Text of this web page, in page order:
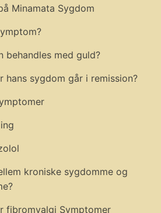
Minamata Sygdom
behandles med guld?
hans sygdom går i remission?
kroniske sygdomme og
fibromyalgi Symptomer